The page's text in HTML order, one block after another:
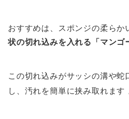
おすすめは、スポンジの柔らか
状の切れ込みを入れる「マンゴ
この切れ込みがサッシの溝や蛇
し、汚れを簡単に挟み取れます